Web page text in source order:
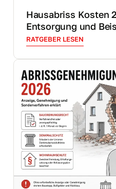
Hausabriss Kosten
Entsorgung und
RATGEBER LESEN